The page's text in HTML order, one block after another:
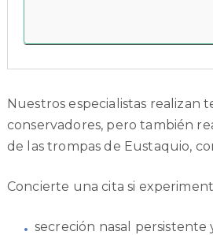
Nuestros especialistas realizan
conservadores, pero también
de las trompas de Eustaquio,
Concierte una cita si
secreción nasal persistente